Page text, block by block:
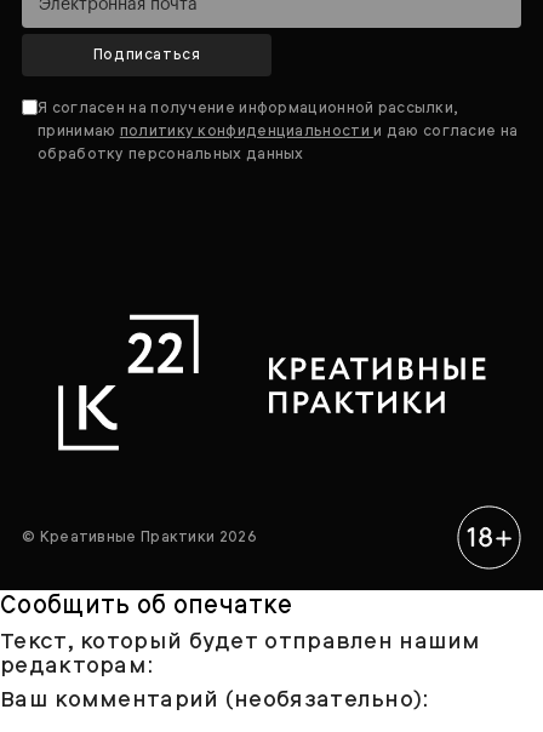
Подписаться
Я согласен на получение информационной рассылки,
принимаю политику конфиденциальностии даю согласие на
обработку персональных данных
© Креативные Практики 2026
Сообщить об опечатке
Текст, который будет отправлен нашим
редакторам:
Ваш комментарий (необязательно):